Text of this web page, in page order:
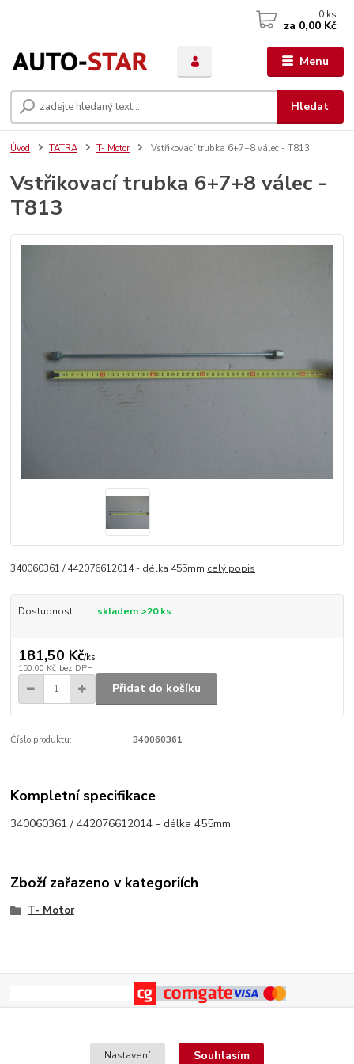
Menu
Hledat
0 ks
za 0,00 Kč
Úvod TATRA T- Motor Vstřikovací trubka 6+7+8 válec - T813
Vstřikovací trubka 6+7+8 válec -
T813
340060361 / 442076612014 - délka 455mm celý popis
Dostupnost skladem >20 ks
181,50 Kč/ks
150,00 Kč bez DPH
Přidat do košíku
Číslo produktu: 340060361
Kompletní specifikace
340060361 / 442076612014 - délka 455mm
Zboží zařazeno v kategoriích
T- Motor
Nastavení Souhlasím